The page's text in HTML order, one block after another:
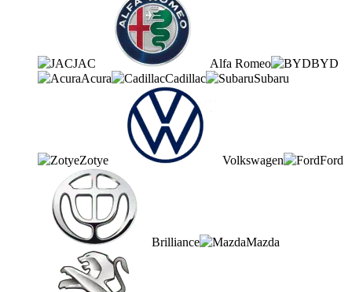
JAC Alfa Romeo
BYD
Acura
Cadillac Subaru
Zotye Volkswagen Ford
Brilliance Mazda